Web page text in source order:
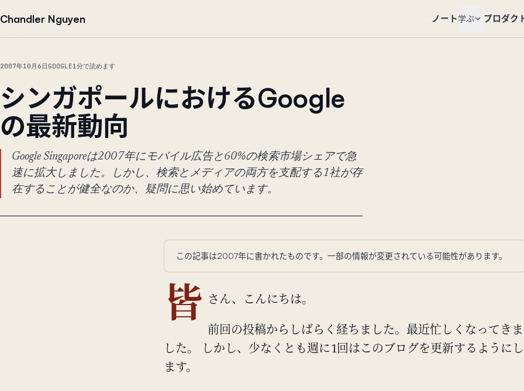
Chandler Nguyen ノート学ぶ プロダク
2007年10月6日 GOOGLE1分で読めます
シンガポールにおけるGoogle
の最新動向
Google Singaporeは2007年にモバイル広告と60%の検索市場シェアで急
速に拡大しました。しかし、検索とメディアの両方を支配する1社が存
在することが健全なのか、疑問に思い始めています。
この記事は2007年に書かれたものです。一部の情報が変更されている可能性があります。
皆 さん、こんにちは。
前回の投稿からしばらく経ちました。最近忙しくなってきま
した。 しかし、少なくとも週に1回はこのブログを更新するようにし
ます。